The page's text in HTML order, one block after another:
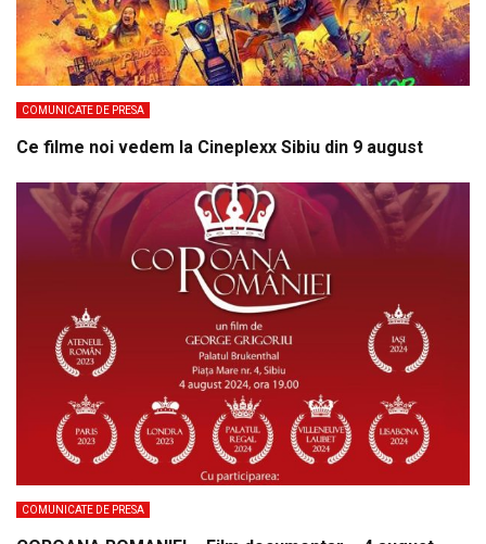
COMUNICATE DE PRESA
Ce filme noi vedem la Cineplexx Sibiu din 9 august
COMUNICATE DE PRESA